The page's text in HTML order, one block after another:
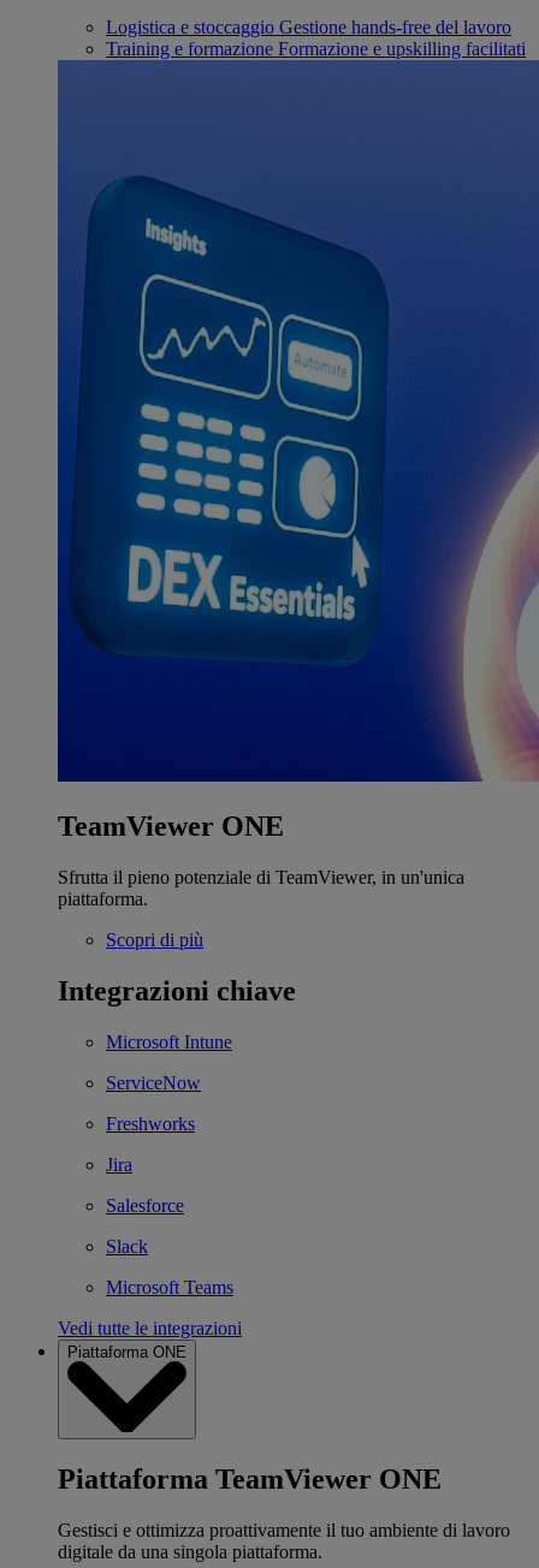
Logistica e stoccaggio Gestione hands-free del lavoro
Training e formazione Formazione e upskilling facilitati
TeamViewer ONE
Sfrutta il pieno potenziale di TeamViewer, in un'unica
piattaforma.
Scopri di più
Integrazioni chiave
Microsoft Intune
ServiceNow
Freshworks
Jira
Salesforce
Slack
Microsoft Teams
Vedi tutte le integrazioni
Piattaforma ONE
Piattaforma TeamViewer ONE
Gestisci e ottimizza proattivamente il tuo ambiente di lavoro
digitale da una singola piattaforma.